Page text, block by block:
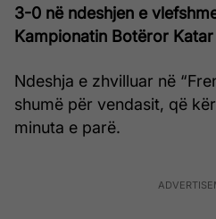
3-0 në ndeshjen e
Kampionatin Botëror
Ndeshja e zhvilluar në
shumë për vendasit, që
minuta e parë.